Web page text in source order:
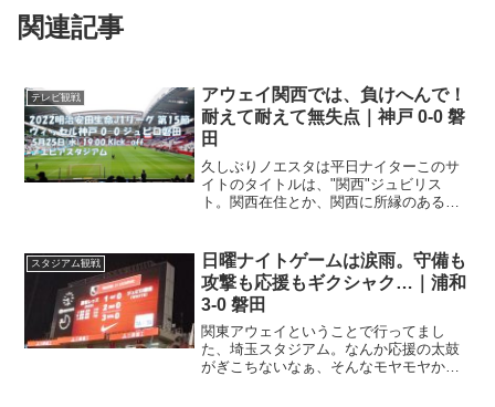
関連記事
テレビ観戦
アウェイ関西では、負けへんで！
耐えて耐えて無失点｜神戸 0-0 磐
田
久しぶりノエスタは平日ナイターこのサ
イトのタイトルは、"関西"ジュビリス
ト。関西在住とか、関西に所縁のあるジ
ています。今となっては、別に関西に縁
も所縁もない方も多いので...
スタジアム観戦
日曜ナイトゲームは涙雨。守備も
攻撃も応援もギクシャク…｜浦和
3-0 磐田
関東アウェイということで行ってまし
た、埼玉スタジアム。なんか応援の太鼓
がぎこちないなぁ、そんなモヤモヤから